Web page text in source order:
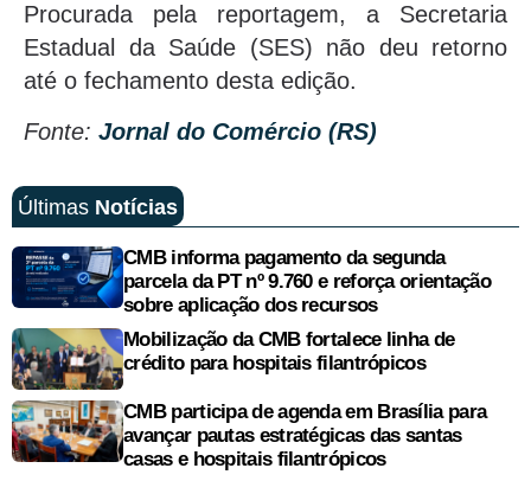
Procurada pela reportagem, a Secretaria
Estadual da Saúde (SES) não deu retorno
até o fechamento desta edição.
Fonte: Jornal do Comércio (RS)
Últimas Notícias
CMB informa pagamento da segunda
parcela da PT nº 9.760 e reforça orientação
sobre aplicação dos recursos
Mobilização da CMB fortalece linha de
crédito para hospitais filantrópicos
CMB participa de agenda em Brasília para
avançar pautas estratégicas das santas
casas e hospitais filantrópicos